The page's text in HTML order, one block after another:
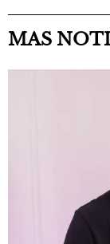
MAS